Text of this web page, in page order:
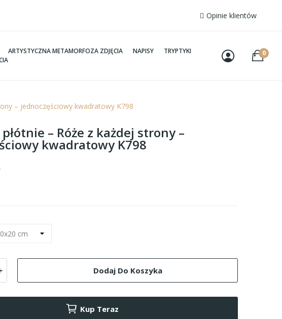
Opinie klientów
ARTYSTYCZNA METAMORFOZA ZDJĘCIA NAPISY
TRYPTYKI
0
– jednoczęściowy kwadratowy K798
– Róże z każdej strony –
kwadratowy K798
Dodaj Do Koszyka
Kup Teraz